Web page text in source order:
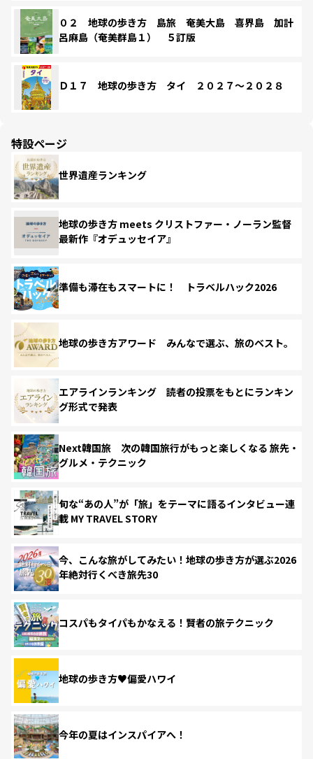
０２ 地球の歩き方 島旅 奄美大島 喜界島 加計
呂麻島（奄美群島１） ５訂版
Ｄ１７ 地球の歩き方 タイ ２０２７～２０２８
特設ページ
世界遺産ランキング
地球の歩き方 meets クリストファー・ノーラン監督
最新作『オデュッセイア』
準備も滞在もスマートに！ トラベルハック2026
地球の歩き方アワード みんなで選ぶ、旅のベスト。
エアラインランキング 読者の投票をもとにランキン
グ形式で発表
Next韓国旅 次の韓国旅行がもっと楽しくなる 旅先・
グルメ・テクニック
旬な“あの人”が「旅」をテーマに語るインタビュー連
載 MY TRAVEL STORY
今、こんな旅がしてみたい！地球の歩き方が選ぶ2026
年絶対行くべき旅先30
コスパもタイパもかなえる！賢者の旅テクニック
地球の歩き方♥偏愛ハワイ
今年の夏はインスパイアへ！